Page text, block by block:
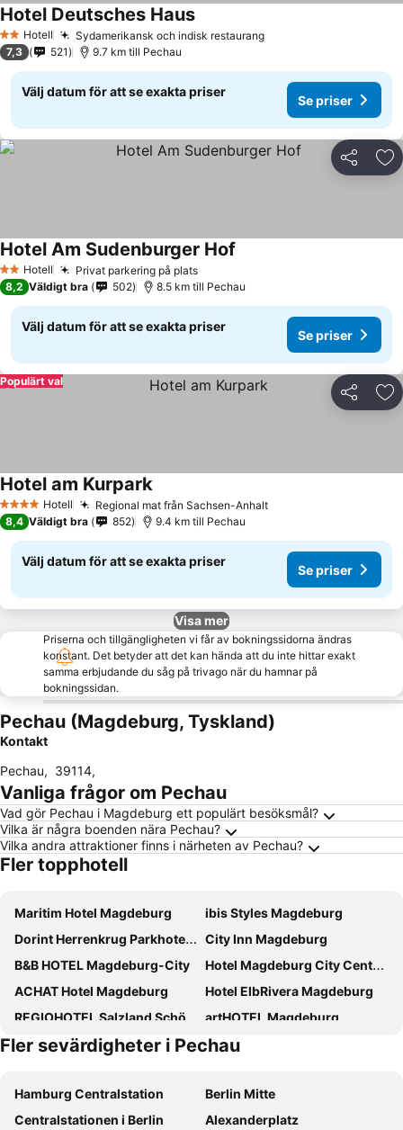
2 Stjärnor
Hotell Sydamerikansk och indisk restaurangSe priser
Hotel Deutsches HausSe priser
7,3 521 9.7 km till Pechau
Välj datum för att se exakta priser
Se priser
Dela
2 Stjärnor
Hotell Privat parkering på platsSe priser
Hotel Am Sudenburger Hof
8,2 Väldigt bra 502 8.5 km till Pechau
Välj datum för att se exakta priser
Se priser
Dela
Populärt val
4 StjärnorHotell Regional mat från Sachsen-AnhaltSe priser
Hotel am KurparkSe priser
8,4 Väldigt bra 852 9.4 km till Pechau
Välj datum för att se exakta priser
Se priser
Visa mer
Priserna och tillgängligheten vi får av bokningssidorna ändras
konstant. Det betyder att det kan hända att du inte hittar exakt
samma erbjudande du såg på trivago när du hamnar på
bokningssidan.
Pechau (Magdeburg, Tyskland)
Kontakt
Pechau, 39114,
Vanliga frågor om Pechau
Vad gör Pechau i Magdeburg ett populärt besöksmål?
Vilka är några boenden nära Pechau?
Vilka andra attraktioner finns i närheten av Pechau?
Fler topphotell
Maritim Hotel Magdeburg
ibis Styles Magdeburg
Dorint Herrenkrug Parkhotel Magdeburg
City Inn Magdeburg
B&B HOTEL Magdeburg-City
Hotel Magdeburg City Center by Leonardo Hotels
ACHAT Hotel Magdeburg
Hotel ElbRivera Magdeburg
REGIOHOTEL Salzland Schönebeck
artHOTEL Magdeburg
Courtyard by Marriott Magdeburg
Classik Hotel Magdeburg
Mercure Hotel Plaza Magdeburg
Hotel Residenz Joop
Burg Wanzleben
Hotel Medaillon
Fler sevärdigheter i Pechau
Hamburg Centralstation
Berlin Mitte
Centralstationen i Berlin
Alexanderplatz